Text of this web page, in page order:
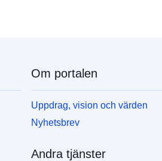
Om portalen
Uppdrag, vision och värden
Nyhetsbrev
Andra tjänster